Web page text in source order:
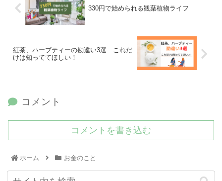
330円で始められる観葉植物ライフ
紅茶、ハーブティーの勘違い3選 これだ
けは知っててほしい！
コメント
コメントを書き込む
ホーム お金のこと